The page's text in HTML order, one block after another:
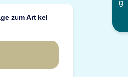
zum Artikel